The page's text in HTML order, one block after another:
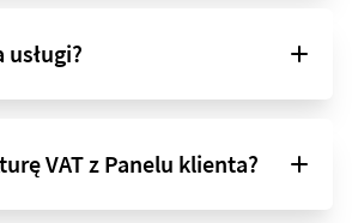
usługi?
VAT z Panelu klienta?